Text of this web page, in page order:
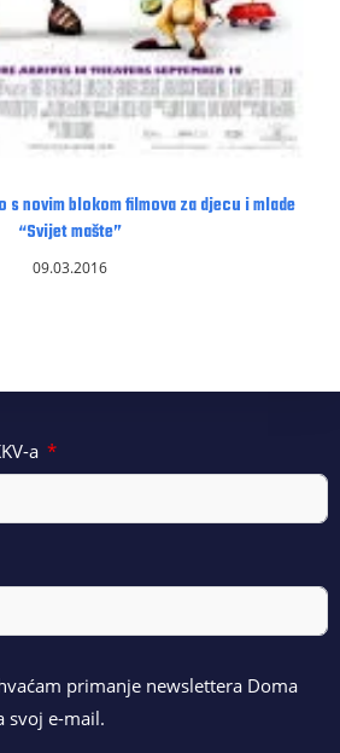
novim blokom filmova za djecu i mlade
“Svijet mašte”
09.03.2016
a
primanje newslettera Doma
svoj e-mail.